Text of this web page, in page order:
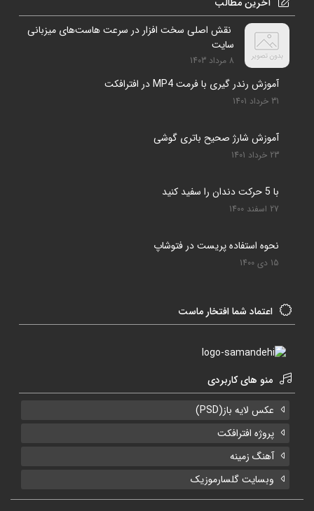
نقش اصلی سخت افزار در سرعت هاست‌های میزبانی
سایت
8 مرداد 1403
آموزش رندر گیری با فرمت MP4 در افترافکت
31 خرداد 1401
آموزش شارژ صحیح باتری گوشی
23 خرداد 1401
با 5 حرکت دندان را سفید کنید
27 اسفند 1400
نحوه استفاده پریست در فتوشاپ
15 دی 1400
اعتماد شما افتخار ماست
منو های کاربردی
عکس لایه باز(PSD)
پروژه افترافکت
آهنگ زمینه
وبسایت گلسارموزیک